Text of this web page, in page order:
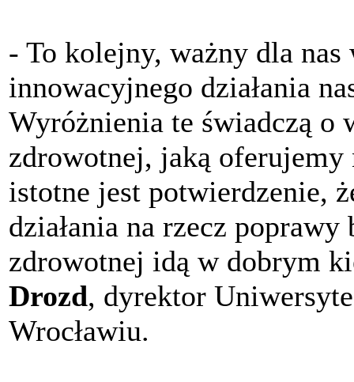
- To kolejny, ważny dla
innowacyjnego działania
Wyróżnienia te świadczą
zdrowotnej, jaką oferujemy
istotne jest potwierdzenie,
działania na rzecz
zdrowotnej idą w dobrym
Drozd, dyrektor
Wrocławiu.